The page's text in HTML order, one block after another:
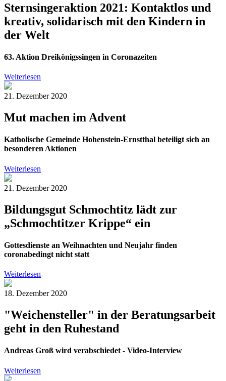
Sternsingeraktion 2021: Kontaktlos und
kreativ, solidarisch mit den Kindern in
der Welt
63. Aktion Dreikönigssingen in Coronazeiten
Weiterlesen
21. Dezember 2020
Mut machen im Advent
Katholische Gemeinde Hohenstein-Ernstthal beteiligt sich an
besonderen Aktionen
Weiterlesen
21. Dezember 2020
Bildungsgut Schmochtitz lädt zur
„Schmochtitzer Krippe“ ein
Gottesdienste an Weihnachten und Neujahr finden
coronabedingt nicht statt
Weiterlesen
18. Dezember 2020
"Weichensteller" in der Beratungsarbeit
geht in den Ruhestand
Andreas Groß wird verabschiedet - Video-Interview
Weiterlesen